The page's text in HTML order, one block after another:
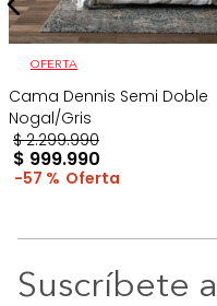
OFERTA
Cama Dennis Semi Doble
Nogal/Gris
$ 2.299.990
$ 999.990
57 %
Suscríbete a